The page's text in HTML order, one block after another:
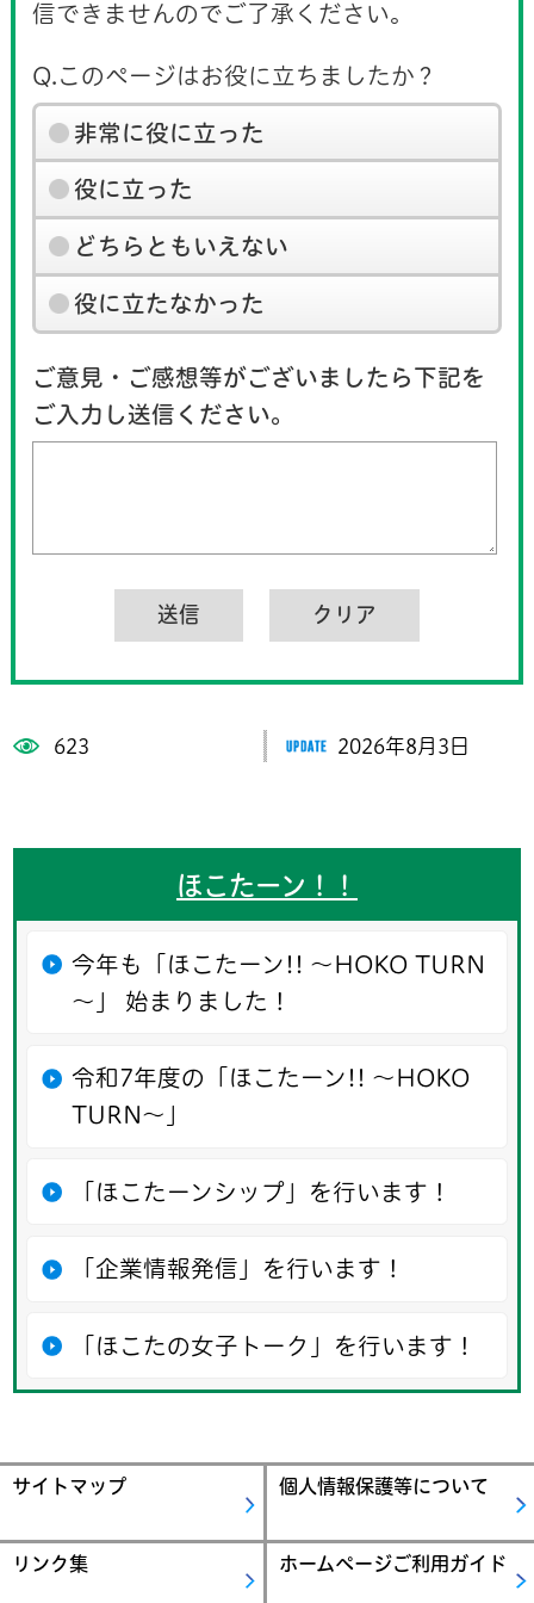
信できませんのでご了承ください。
Q.このページはお役に立ちましたか？
非常に役に立った
役に立った
どちらともいえない
役に立たなかった
ご意見・ご感想等がございましたら下記を
ご入力し送信ください。
623 2026年8月3日
ほこたーン！！
今年も「ほこたーン!! ～HOKO TURN
～」 始まりました！
令和7年度の「ほこたーン!! ～HOKO
TURN～」
「ほこたーンシップ」を行います！
「企業情報発信」を行います！
「ほこたの女子トーク」を行います！
サイトマップ 個人情報保護等について
リンク集 ホームページご利用ガイド